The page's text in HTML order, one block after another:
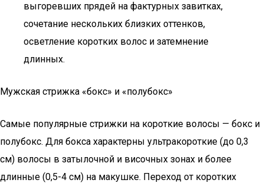
выгоревших прядей на фактурных завитках,
сочетание нескольких близких оттенков,
осветление коротких волос и затемнение
длинных.
Мужская стрижка «бокс» и «полубокс»
Самые популярные стрижки на короткие волосы — бокс и
полубокс. Для бокса характерны ультракороткие (до 0,3
см) волосы в затылочной и височных зонах и более
длинные (0,5-4 см) на макушке. Переход от коротких